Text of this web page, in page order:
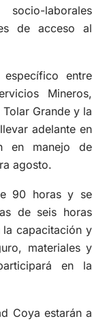
laborales
de acceso al
entre
Mineros,
Grande y la
adelante en
en manejo de
agosto.
90 horas y se
de seis horas
la capacitación y
materiales y
en la
Coya estarán a